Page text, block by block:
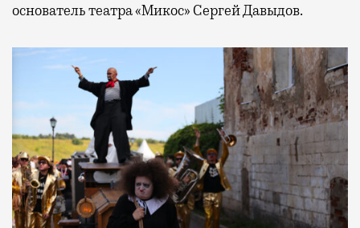
основатель театра «Микос» Сергей Давыдов.